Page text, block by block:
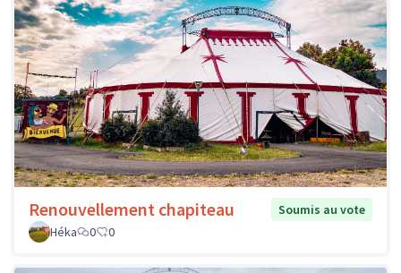
Renouvellement chapiteau
Soumis au vote
Héka
0 0